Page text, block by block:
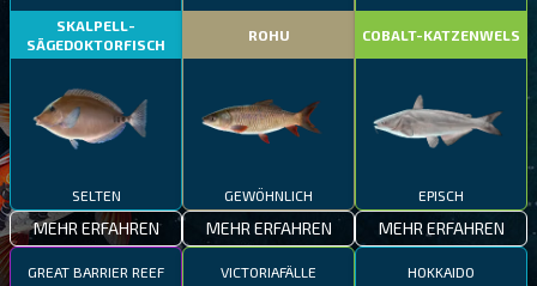
SKALPELL-
SÄGEDOKTORFISCH
SELTEN
MEHR ERFAHREN
ROHU
GEWÖHNLICH
MEHR ERFAHREN
COBALT-KATZENWELS
EPISCH
MEHR ERFAHREN
GREAT BARRIER REEF VICTORIAFÄLLE HOKKAIDO